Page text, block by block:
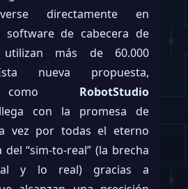
directamente en
software de cabecera de
más de 60.000
nueva propuesta,
como RobotStudio
con la promesa de
vez por todas el eterno
“sim-to-real” (la brecha
y lo real) gracias a